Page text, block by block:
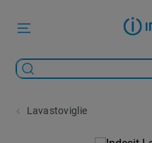
Lavastoviglie